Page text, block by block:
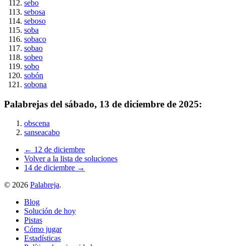
sebo
sebosa
seboso
soba
sobaco
sobao
sobeo
sobo
sobón
sobona
Palabrejas del sábado, 13 de diciembre de 2025:
obscena
sanseacabo
← 12 de diciembre
Volver a la lista de soluciones
14 de diciembre →
© 2026 Palabreja.
Blog
Solución de hoy
Pistas
Cómo jugar
Estadísticas